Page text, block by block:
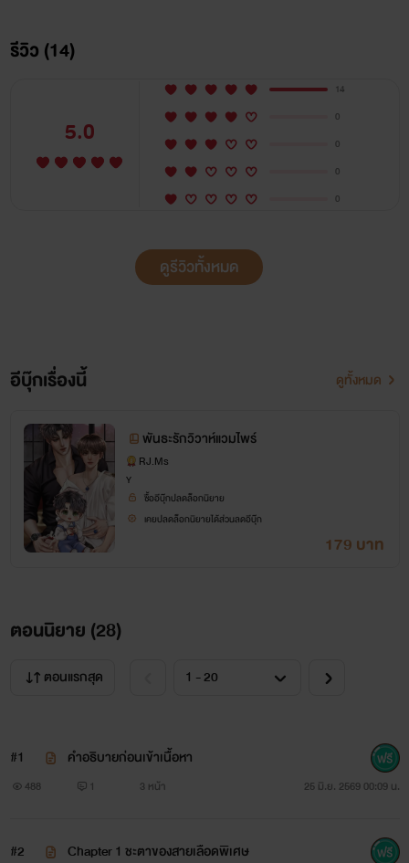
รีวิว (14)
5.0
14
0
0
0
0
ดูรีวิวทั้งหมด
อีบุ๊กเรื่องนี้ ดูทั้งหมด
พันธะรักวิวาห์แวมไพร์
RJ.Ms
Y
ซื้ออีบุ๊กปลดล็อกนิยาย
เคยปลดล็อกนิยายได้ส่วนลดอีบุ๊ก
179 บาท
ตอนนิยาย (28)
ตอนแรกสุด
#1 คำอธิบายก่อนเข้าเนื้อหา
488 1 3 หน้า 25 มิ.ย. 2569 00:09 น.
#2 Chapter 1 ชะตาของสายเลือดพิเศษ